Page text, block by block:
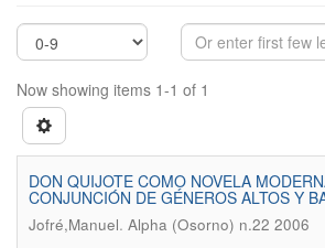
Now showing items 1-1 of 1
DON QUIJOTE COMO NOVELA
CONJUNCIÓN DE GÉNEROS ALTOS Y
Jofré,Manuel. Alpha (Osorno) n.22 2006